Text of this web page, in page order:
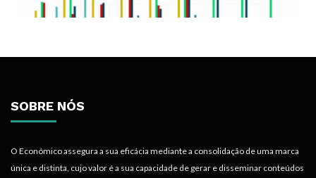
SOBRE NÓS
O Económico assegura a sua eficácia mediante a consolidação de uma marca
única e distinta, cujo valor é a sua capacidade de gerar e disseminar conteúdos